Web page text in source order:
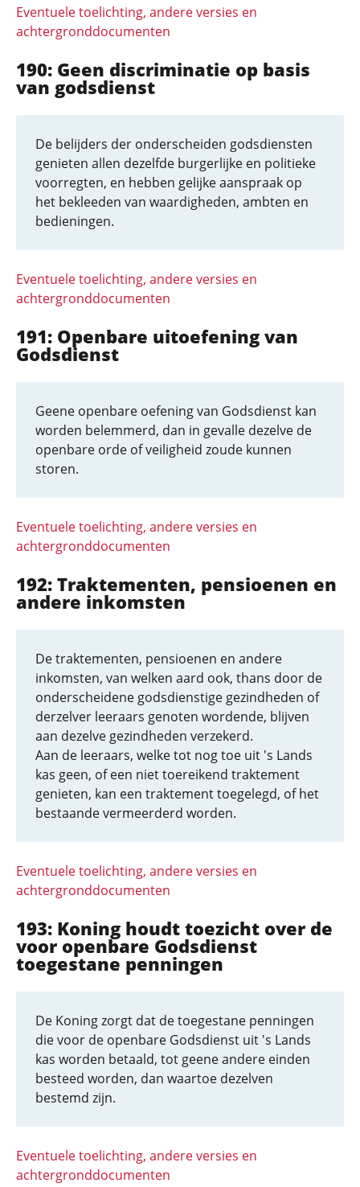
Eventuele toelichting, andere versies en
achtergronddocumenten
190: Geen discriminatie op basis
van godsdienst
De belijders der onderscheiden godsdiensten
genieten allen dezelfde burgerlijke en politieke
voorregten, en hebben gelijke aanspraak op
het bekleeden van waardigheden, ambten en
bedieningen.
Eventuele toelichting, andere versies en
achtergronddocumenten
191: Openbare uitoefening van
Godsdienst
Geene openbare oefening van Godsdienst kan
worden belemmerd, dan in gevalle dezelve de
openbare orde of veiligheid zoude kunnen
storen.
Eventuele toelichting, andere versies en
achtergronddocumenten
192: Traktementen, pensioenen en
andere inkomsten
De traktementen, pensioenen en andere
inkomsten, van welken aard ook, thans door de
onderscheidene godsdienstige gezindheden of
derzelver leeraars genoten wordende, blijven
aan dezelve gezindheden verzekerd.
Aan de leeraars, welke tot nog toe uit 's Lands
kas geen, of een niet toereikend traktement
genieten, kan een traktement toegelegd, of het
bestaande vermeerderd worden.
Eventuele toelichting, andere versies en
achtergronddocumenten
193: Koning houdt toezicht over de
voor openbare Godsdienst
toegestane penningen
De Koning zorgt dat de toegestane penningen
die voor de openbare Godsdienst uit 's Lands
kas worden betaald, tot geene andere einden
besteed worden, dan waartoe dezelven
bestemd zijn.
Eventuele toelichting, andere versies en
achtergronddocumenten